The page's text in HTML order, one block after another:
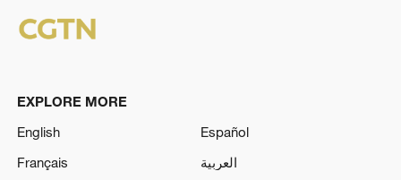
EXPLORE MORE
English
Español
Français
العربية